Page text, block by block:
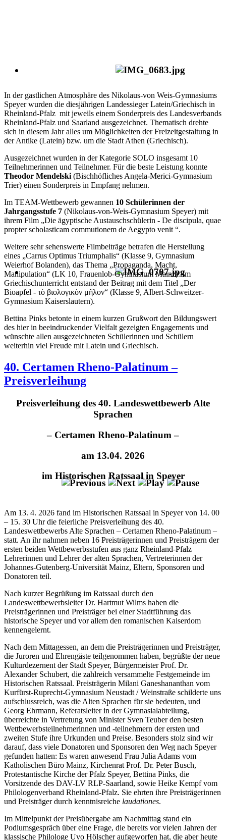
In der gastlichen Atmosphäre des Nikolaus-von Weis-Gymnasiums
Speyer wurden die diesjährigen Landessieger Latein/Griechisch in
Rheinland-Pfalz mit jeweils einem Sonderpreis des Landesverbands
Rheinland-Pfalz und Saarland ausgezeichnet. Thematisch drehte
sich in diesem Jahr alles um Möglichkeiten der Freizeitgestaltung in
der Antike (Latein) bzw. um die Stadt Athen (Griechisch).
Ausgezeichnet wurden in der Kategorie SOLO insgesamt 10
Teilnehmerinnen und Teilnehmer. Für die beste Leistung konnte
Theodor Mendelski(Bischhöfliches Angela-Merici-Gymnasium
Trier) einen Sonderpreis in Empfang nehmen.
Im TEAM-Wettbewerb gewannen 10 Schülerinnen der
Jahrgangsstufe 7 (Nikolaus-von-Weis-Gymnasium Speyer) mit
ihrem Film „Die ägyptische Austauschschülerin - De discipula, quae
propter scholasticam commutionem de Aegypto venit “.
Weitere sehr sehenswerte Filmbeiträge betrafen die Herstellung
eines „Carrus Optimus Triumphalis“ (Klasse 9, Gymnasium
Weierhof Bolanden), das Thema „Propaganda, Macht,
Manipulation“ (LK 10, Frauenlob-Gymnasium Mainz). Im
Griechischunterricht entstand der Beitrag mit dem Titel „Der
Bioapfel - τὸ βιολογικὸν μῆλον“ (Klasse 9, Albert-Schweitzer-
Gymnasium Kaiserslautern).
Bettina Pinks betonte in einem kurzen Grußwort den Bildungswert
des hier in beeindruckender Vielfalt gezeigten Engagements und
wünschte allen ausgezeichneten Schülerinnen und Schülern
weiterhin viel Freude mit Latein und Griechisch.
40. Certamen Rheno-Palatinum –
Preisverleihung
Preisverleihung des 40. Landeswettbewerb Alte
Sprachen
– Certamen Rheno-Palatinum –
am 13.04. 2026
im Historischen Ratssaal in Speyer
Am 13. 4. 2026 fand im Historischen Ratssaal in Speyer von 14. 00
– 15. 30 Uhr die feierliche Preisverleihung des 40.
Landeswettbewerbs Alte Sprachen – Certamen Rheno-Palatinum –
statt. An ihr nahmen neben 16 Preisträgerinnen und Preisträgern der
ersten beiden Wettbewerbsstufen aus ganz Rheinland-Pfalz
Lehrerinnen und Lehrer der alten Sprachen, Vertreterinnen der
Johannes-Gutenberg-Universität Mainz, Eltern, Sponsoren und
Donatoren teil.
Nach kurzer Begrüßung im Ratssaal durch den
Landeswettbewerbsleiter Dr. Hartmut Wilms haben die
Preisträgerinnen und Preisträger bei einer Stadtführung das
historische Speyer und vor allem den romanischen Kaiserdom
kennengelernt.
Nach dem Mittagessen, an dem die Preisträgerinnen und Preisträger,
die Juroren und Ehrengäste teilgenommen haben, begrüßte der neue
Kulturdezernent der Stadt Speyer, Bürgermeister Prof. Dr.
Alexander Schubert, die zahlreich versammelte Festgemeinde im
Historischen Ratssaal. Preisträgerin Milani Ganeshananthan vom
Kurfürst-Ruprecht-Gymnasium Neustadt / Weinstraße schilderte uns
aufschlussreich, was die Alten Sprachen für sie bedeuten, und
Georg Ehrmann, Referatsleiter in der Gymnasialabteilung,
überreichte in Vertretung von Minister Sven Teuber den besten
Wettbewerbsteilnehmerinnen und -teilnehmern der ersten und
zweiten Stufe ihre Urkunden und Preise. Besonders stolz sind wir
darauf, dass viele Donatoren und Sponsoren den Weg nach Speyer
gefunden hatten: Es waren anwesend Frau Julia Adams vom
Katholischen Büro Mainz, Kirchenrat Prof. Dr. Peter Busch,
Protestantische Kirche der Pfalz Speyer, Bettina Pinks, die
Vorsitzende des DAV-LV RLP-Saarland, sowie Heike Kempf vom
Philologenverband Rheinland-Pfalz. Sie ehrten ihre Preisträgerinnen
und Preisträger durch kenntnisreiche laudationes.
Im Mittelpunkt der Preisübergabe am Nachmittag stand ein
Podiumsgespräch über eine Frage, die bereits vor vielen Jahren der
klassische Philologe Uvo Hölscher aufgeworfen hat, die aber heute